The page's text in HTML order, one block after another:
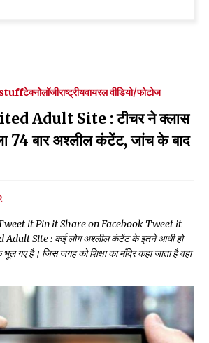
टेक्नोलॉजीराष्ट्रीयवायरल वीडियो/फोटोज
Adult Site : टीचर ने क्लास
74 बार अश्लील कंटेंट, जांच के बाद
it Pin it Share on Facebook Tweet it
Site : कई लोग अश्लील कंटेंट के इतने आधी हो
गए है। जिस जगह को शिक्षा का मंदिर कहा जाता है वहा